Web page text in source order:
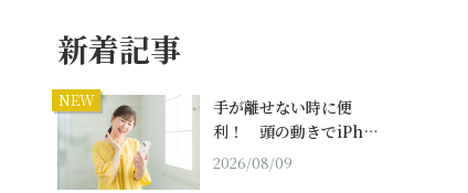
新着記事
NEW
手が離せない時に便
利！ 頭の動きでiPh…
2026/08/09